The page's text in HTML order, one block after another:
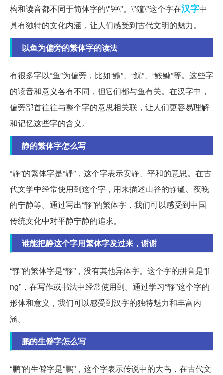
构和读音都不同于简体字的\"钟\"。\"鐘\"这个字在汉字中
具有独特的文化内涵，让人们感受到古代文明的魅力。
以鱼为偏旁的繁体字的读法
有很多字以“鱼”为偏旁，比如“鱧”、“鱿”、“鮟鱇”等。这些字
的读音和意义各有不同，但它们都与鱼有关。在汉字中，
偏旁部首往往与整个字的意思相关联，让人们更容易理解
和记忆这些字的含义。
静的繁体字怎么写
“静”的繁体字是“靜”，这个字表示安静、平和的意思。在古
代文学中经常使用到这个字，用来描述山谷的静谧、夜晚
的宁静等。通过写出“靜”的繁体字，我们可以感受到中国
传统文化中对平静宁静的追求。
谁能把静这个字用繁体字发过来，谢谢
“静”的繁体字是“靜”，没有其他异体字。这个字的拼音是“jì
ng”，在写作或书法中经常使用到。通过学习“靜”这个字的
形体和意义，我们可以感受到汉字的独特魅力和丰富内
涵。
鹏的生僻字怎么写
“鹏”的生僻字是“鵬”，这个字表示传说中的大鸟，在古代文